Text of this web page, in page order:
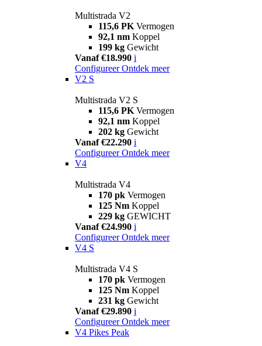
Multistrada V2
115,6 PK Vermogen
92,1 nm Koppel
199 kg Gewicht
Vanaf €18.990 i
Configureer Ontdek meer
V2 S
Multistrada V2 S
115,6 PK Vermogen
92,1 nm Koppel
202 kg Gewicht
Vanaf €22.290 i
Configureer Ontdek meer
V4
Multistrada V4
170 pk Vermogen
125 Nm Koppel
229 kg GEWICHT
Vanaf €24.990 i
Configureer Ontdek meer
V4 S
Multistrada V4 S
170 pk Vermogen
125 Nm Koppel
231 kg Gewicht
Vanaf €29.890 i
Configureer Ontdek meer
V4 Pikes Peak